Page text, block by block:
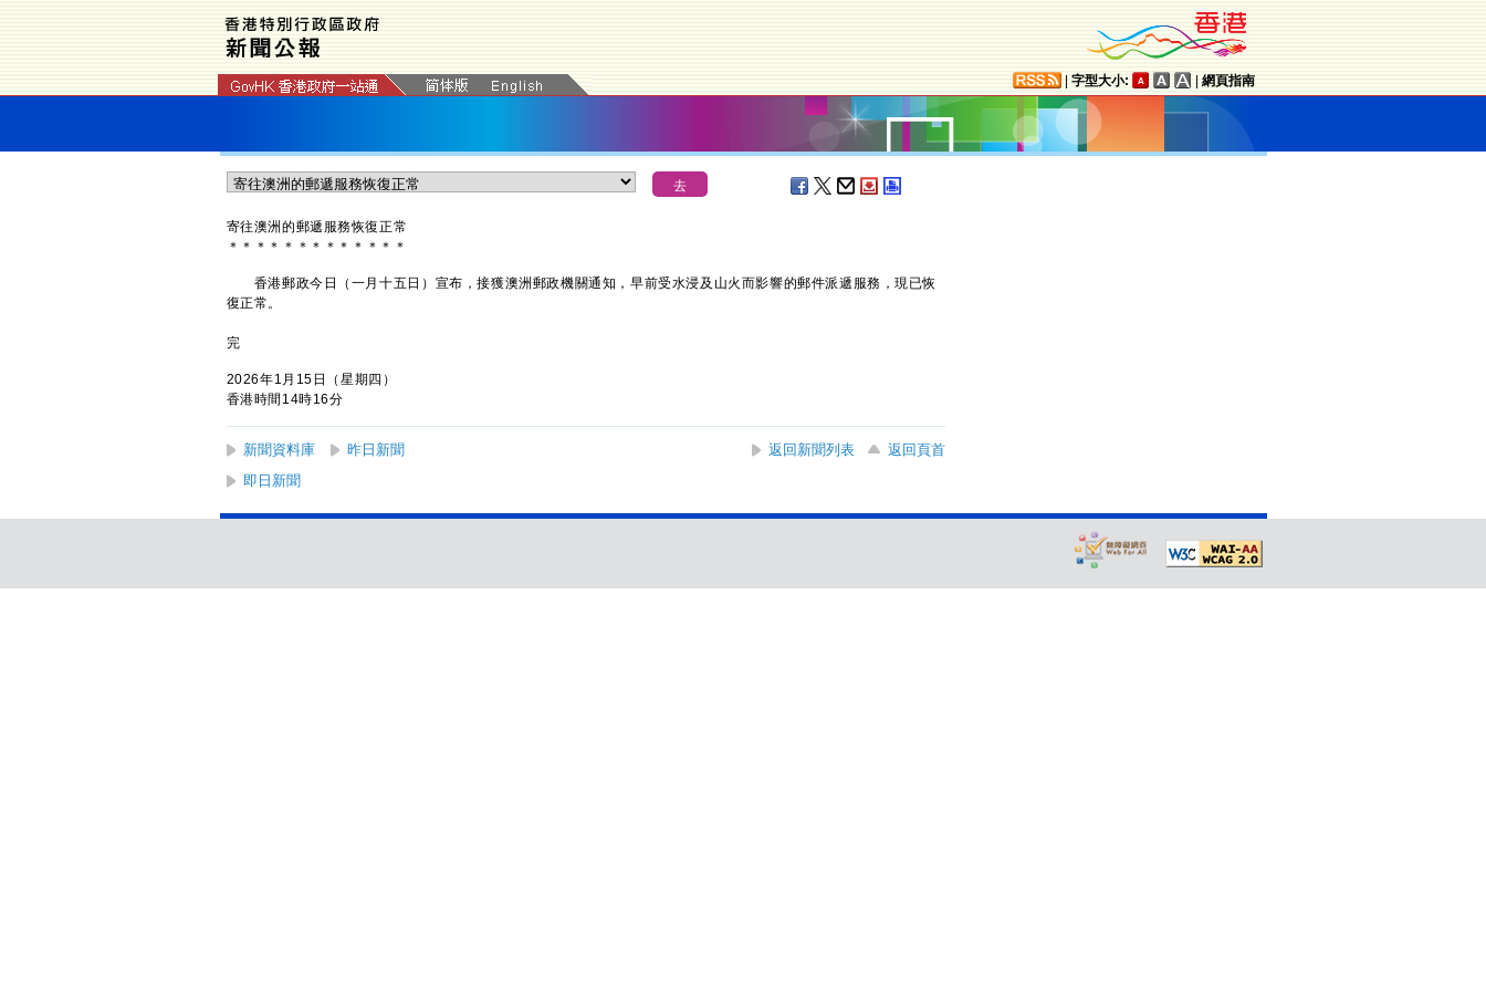
字型大小: 網頁指南
寄往澳洲的郵遞服務恢復正常
＊ ＊ ＊ ＊ ＊ ＊ ＊ ＊ ＊ ＊ ＊ ＊ ＊
​香港郵政今日（一月十五日）宣布，接獲澳洲郵政機關通知，早前受水浸及山火而影響的郵件派遞服務，現已恢
復正常。
完
2026年1月15日（星期四）
香港時間14時16分
新聞資料庫 昨日新聞 返回新聞列表
返回頁首
即日新聞